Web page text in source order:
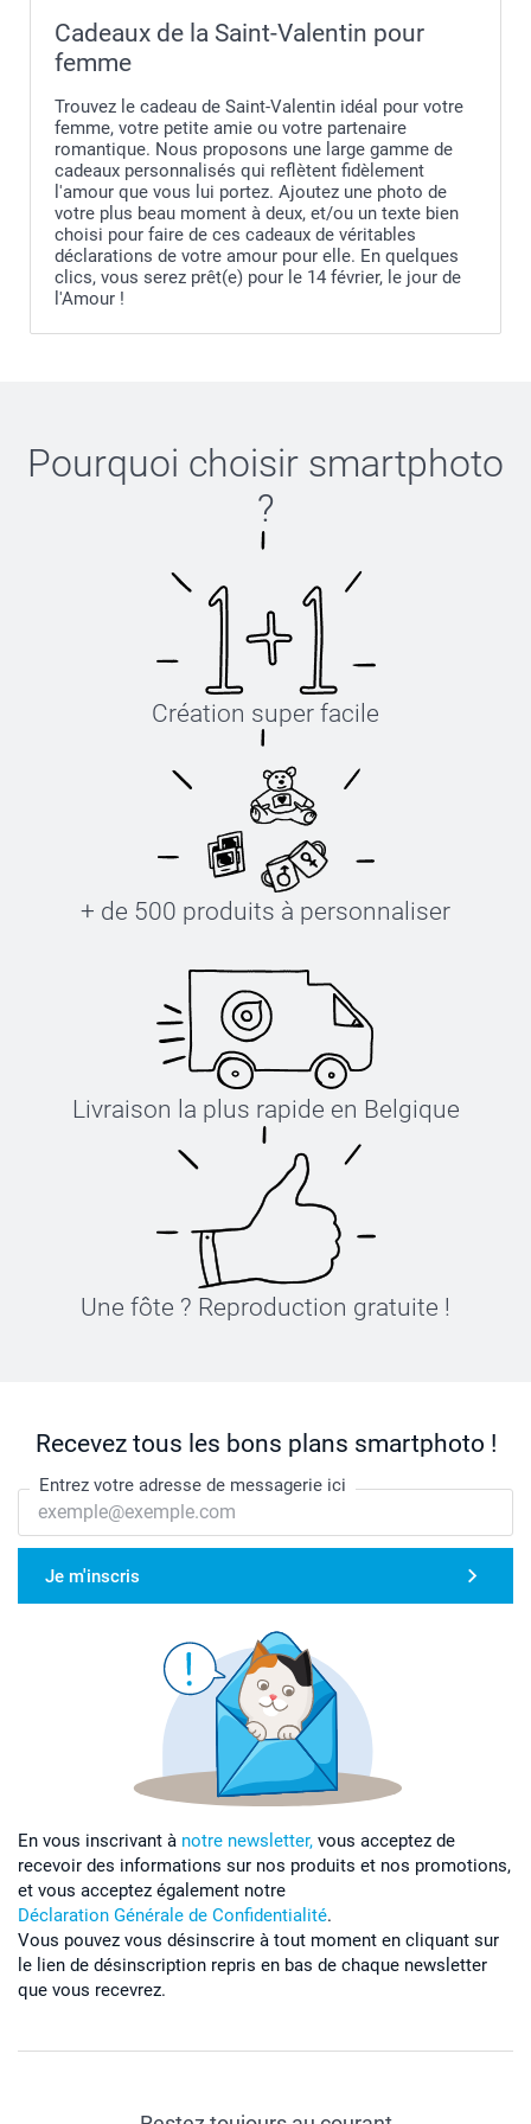
Cadeaux de la Saint-Valentin pour
femme
Trouvez le cadeau de Saint-Valentin idéal pour votre
femme, votre petite amie ou votre partenaire
romantique. Nous proposons une large gamme de
cadeaux personnalisés qui reflètent fidèlement
l'amour que vous lui portez. Ajoutez une photo de
votre plus beau moment à deux, et/ou un texte bien
choisi pour faire de ces cadeaux de véritables
déclarations de votre amour pour elle. En quelques
clics, vous serez prêt(e) pour le 14 février, le jour de
l'Amour !
Pourquoi choisir smartphoto
?
Création super facile
+ de 500 produits à personnaliser
Livraison la plus rapide en Belgique
Une fôte ? Reproduction gratuite !
Recevez tous les bons plans smartphoto !
Entrez votre adresse de messagerie ici
Je m'inscris
En vous inscrivant à notre newsletter, vous acceptez de
recevoir des informations sur nos produits et nos promotions,
et vous acceptez également notre
Déclaration Générale de Confidentialité.
Vous pouvez vous désinscrire à tout moment en cliquant sur
le lien de désinscription repris en bas de chaque newsletter
que vous recevrez.